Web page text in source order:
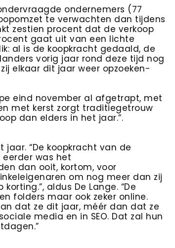
ondernemers (77
te verwachten dan tijdens
zestien procent dat de verkoop
gaat uit van een lichte
al is de koopkracht gedaald, de
vorig jaar rond deze tijd nog
elkaar dit jaar weer opzoeken-
eind november al afgetrapt, met
met kerst zorgt traditiegetrouw
dan elders in het jaar.”.
“De koopkracht van de
was het
dan ooit, kortom, voor
om nog meer dan zij
aldus De Lange. “De
folders maar ook zeker online.
dat ze dit jaar, méér dan dat ze
media en in SEO. Dat zal hun